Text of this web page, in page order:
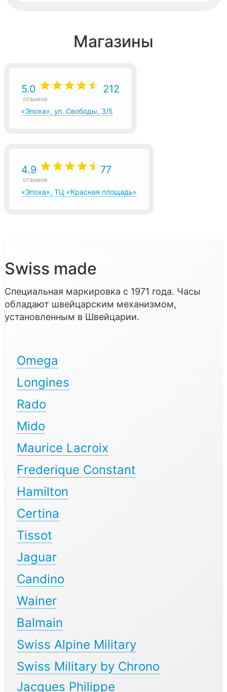
Магазины
5.0 212
отзывов
«Эпоха», ул. Свободы, 3/5
4.9 77
отзывов
«Эпоха», ТЦ «Красная площадь»
Swiss made
Специальная маркировка с 1971 года. Часы
обладают швейцарским механизмом,
установленным в Швейцарии.
Omega
Longines
Rado
Mido
Maurice Lacroix
Frederique Constant
Hamilton
Certina
Tissot
Jaguar
Candino
Wainer
Balmain
Swiss Alpine Military
Swiss Military by Chrono
Jacques Philippe